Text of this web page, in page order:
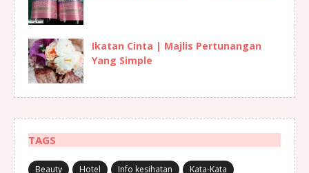
Ikatan Cinta | Majlis Pertunangan
Yang Simple
TAGS
Beauty Hotel Info kesihatan
Kata-Kata